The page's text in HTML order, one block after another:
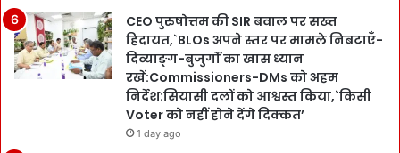
CEO पुरुषोत्तम की SIR बवाल पर सख्त
हिदायत,`BLOs अपने स्तर पर मामले निबटाएँ-
दिव्याङ्ग-बुजुर्गों का खास ध्यान
रखें:Commissioners-DMs को अहम
निर्देश:सियासी दलों को आश्वस्त किया,`किसी
Voter को नहीं होने देंगे दिक्कत’
1 day ago